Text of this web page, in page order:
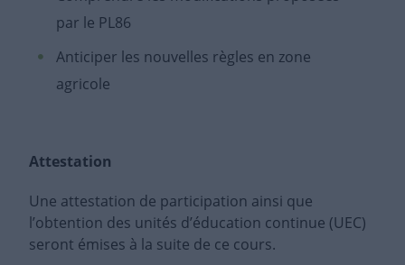
par le PL86
Anticiper les nouvelles règles en zone
agricole
Attestation
Une attestation de participation ainsi que
l’obtention des unités d’éducation continue (UEC)
seront émises à la suite de ce cours.